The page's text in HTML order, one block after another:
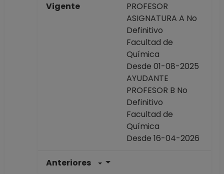
Vigente
PROFESOR
ASIGNATURA A No
Definitivo
Facultad de
Química
Desde 01-08-2025
AYUDANTE
PROFESOR B No
Definitivo
Facultad de
Química
Desde 16-04-2026
Anteriores